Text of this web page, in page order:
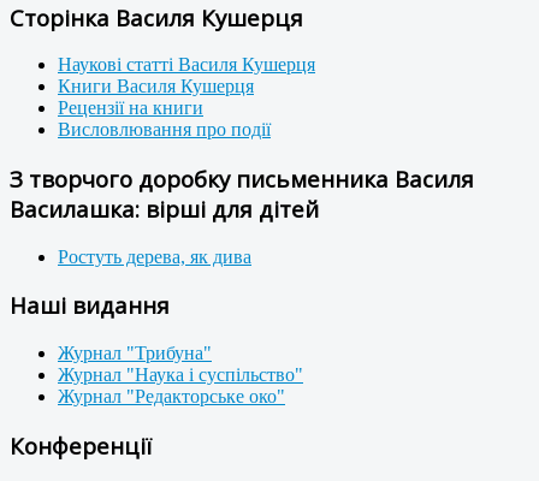
Сторінка Василя Кушерця
Наукові статті Василя Кушерця
Книги Василя Кушерця
Рецензії на книги
Висловлювання про події
З творчого доробку письменника Василя
Василашка: вірші для дітей
Ростуть дерева, як дива
Наші видання
Журнал "Трибуна"
Журнал "Наука і суспільство"
Журнал "Редакторське око"
Конференції